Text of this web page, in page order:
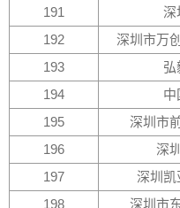
191
深
192
深圳市万
193
弘
194
中
195
深圳市
196
深
197
深圳凯
198
深圳市